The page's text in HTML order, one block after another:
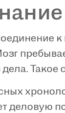
Такое
деловую